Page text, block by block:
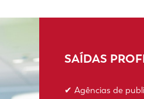
SAÍDAS
✔ Agências de